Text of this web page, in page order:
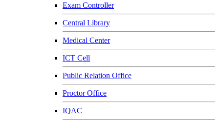
Exam Controller
Central Library
Medical Center
ICT Cell
Public Relation Office
Proctor Office
IQAC